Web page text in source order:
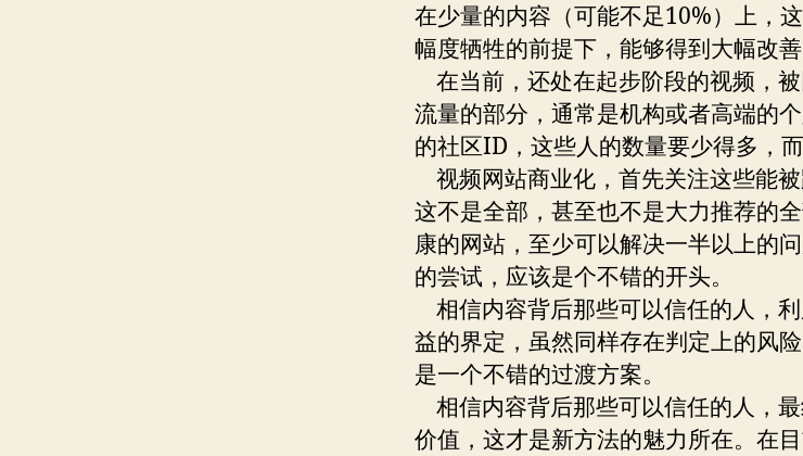
在少量的内容（可能不足10%）上，
幅度牺牲的前提下，能够得到大幅改善
在当前，还处在起步阶段的视频，
流量的部分，通常是机构或者高端的
的社区ID，这些人的数量要少得多，
视频网站商业化，首先关注这些能
这不是全部，甚至也不是大力推荐的
康的网站，至少可以解决一半以上的
的尝试，应该是个不错的开头。
相信内容背后那些可以信任的人，
益的界定，虽然同样存在判定上的风
是一个不错的过渡方案。
相信内容背后那些可以信任的人，
价值，这才是新方法的魅力所在。在